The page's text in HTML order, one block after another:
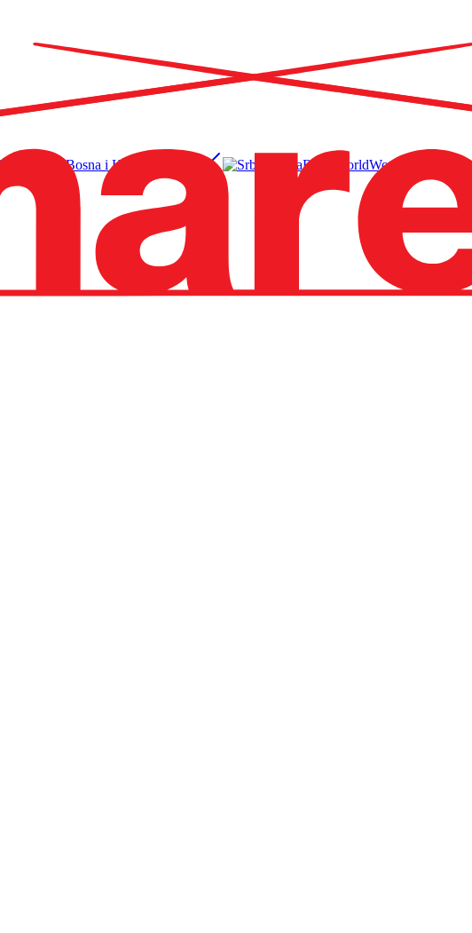
Bosna i Hercegovina SrbijaRS World